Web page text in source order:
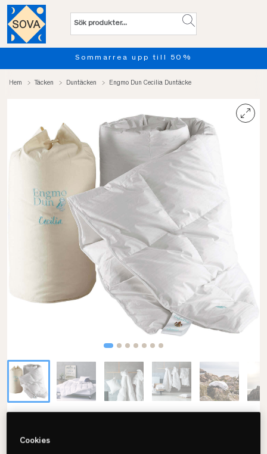
Provsov upp till 100 nätter.
Hem Täcken Duntäcken Engmo Dun Cecilia Duntäcke
Cecilia Duntäcke
Cookies